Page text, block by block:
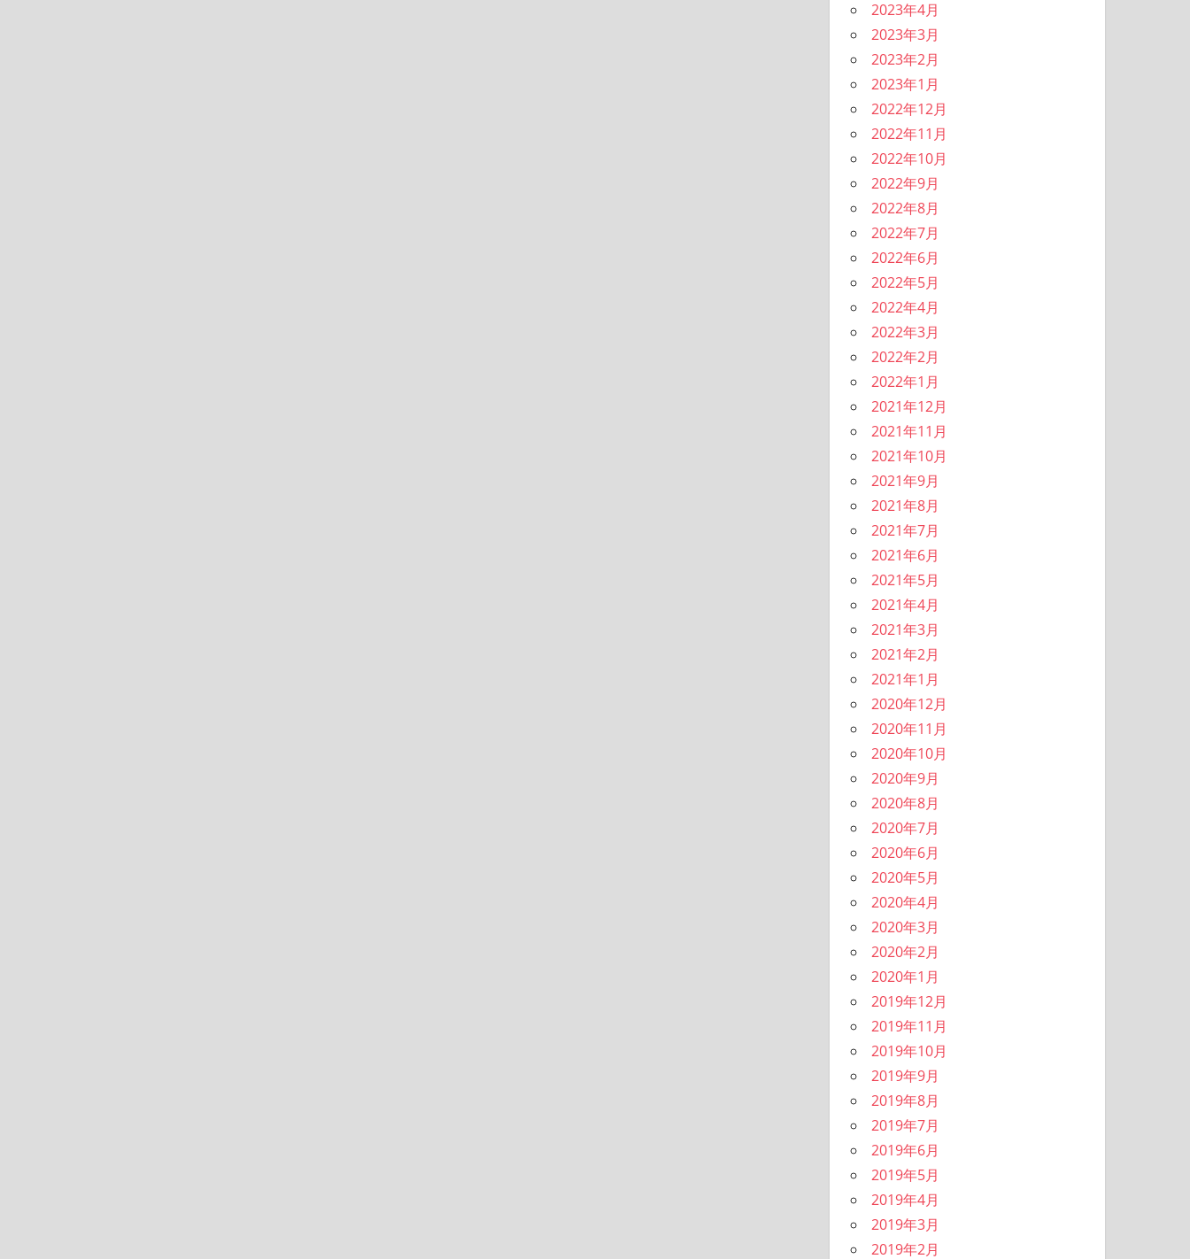
2023年4月
2023年3月
2023年2月
2023年1月
2022年12月
2022年11月
2022年10月
2022年9月
2022年8月
2022年7月
2022年6月
2022年5月
2022年4月
2022年3月
2022年2月
2022年1月
2021年12月
2021年11月
2021年10月
2021年9月
2021年8月
2021年7月
2021年6月
2021年5月
2021年4月
2021年3月
2021年2月
2021年1月
2020年12月
2020年11月
2020年10月
2020年9月
2020年8月
2020年7月
2020年6月
2020年5月
2020年4月
2020年3月
2020年2月
2020年1月
2019年12月
2019年11月
2019年10月
2019年9月
2019年8月
2019年7月
2019年6月
2019年5月
2019年4月
2019年3月
2019年2月